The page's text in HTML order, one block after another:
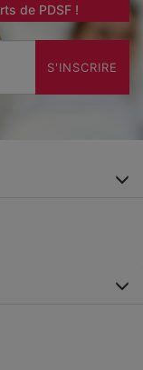
de PDSF !
S'INSCRIRE